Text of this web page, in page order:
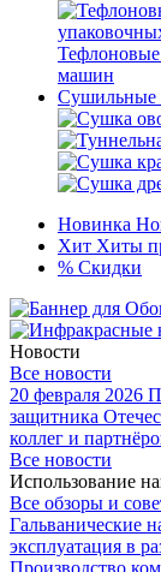
Тефлоновые
машин
Сушильные
Новинка
Хит Хиты
% Скидки
Новости
Все новости
20 февраля 2026
защитника
коллег и
Все новости
Использование
Все обзоры и
Гальванические
эксплуатация в
Производство